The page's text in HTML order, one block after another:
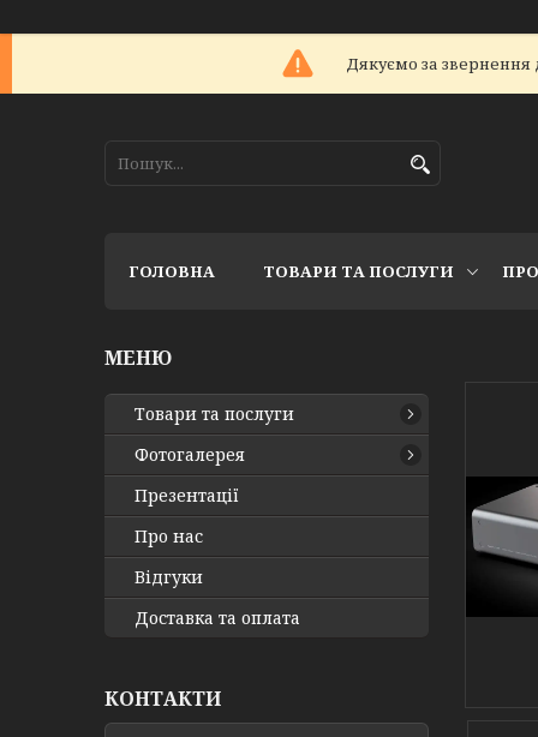
Дякуємо за
ГОЛОВНА ТОВАРИ ТА ПОСЛУГИ
Товари та послуги
Фотогалерея
Презентації
Про нас
Відгуки
Доставка та оплата
КОНТАКТИ